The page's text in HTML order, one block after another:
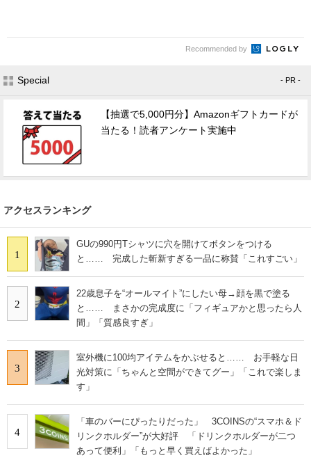
Recommended by
Special - PR -
【抽選で5,000円分】Amazonギフトカードが
当たる！読者アンケート実施中
アクセスランキング
1
GUの990円Tシャツに穴を開けてボタンをつける
と…… 完成した斬新すぎる一品に称賛「これすごい」
2
22歳息子を“オールマイト”にしたい母→顔を黒で塗る
と…… まさかの完成度に「フィギュアかと思ったら人
間」「質感良すぎ」
3
室外機に100均アイテムをかぶせると…… お手軽な日
光対策に「ちゃんと空間ができてグー」「これで楽しま
す」
4
「車のバーにぴったりだった」 3COINSの“スマホ＆ド
リンクホルダー”が大好評 「ドリンクホルダーが二つ
あって便利」「もっと早く買えばよかった」